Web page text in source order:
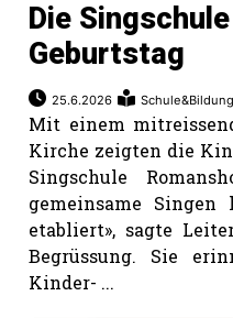
Die
Geburtstag
25.6.2026 Schule&Bildung
Mit einem
Kirche zeigten die
Singschule
gemeinsame
etabliert», sagte
Begrüssung. Sie
Kinder- ...